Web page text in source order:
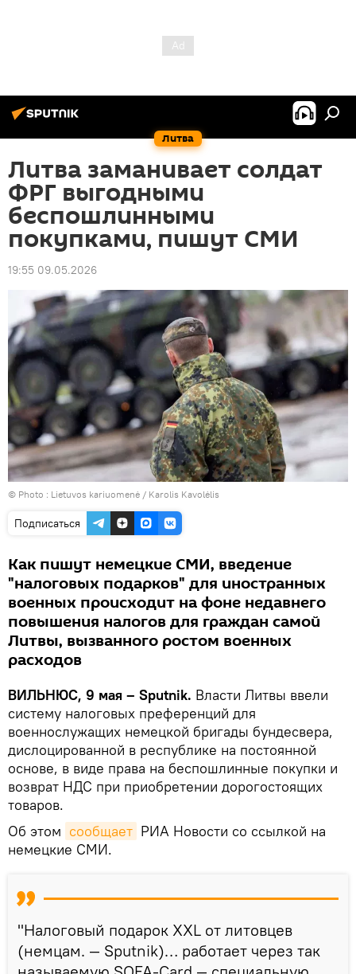
Литва
Литва заманивает солдат
ФРГ выгодными
беспошлинными
покупками, пишут СМИ
19:55 09.05.2026
© Photo : Lietuvos kariuomenė / Karolis Kavolėlis
Подписаться
Как пишут немецкие СМИ, введение
"налоговых подарков" для иностранных
военных происходит на фоне недавнего
повышения налогов для граждан самой
Литвы, вызванного ростом военных
расходов
ВИЛЬНЮС, 9 мая – Sputnik. Власти Литвы ввели
систему налоговых преференций для
военнослужащих немецкой бригады бундесвера,
дислоцированной в республике на постоянной
основе, в виде права на беспошлинные покупки и
возврат НДС при приобретении дорогостоящих
товаров.
Об этом сообщает РИА Новости со ссылкой на
немецкие СМИ.
"Налоговый подарок XXL от литовцев
(немцам. — Sputnik)… работает через так